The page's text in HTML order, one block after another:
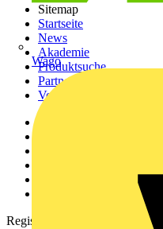
Wago
Sitemap
Startseite
News
Akademie
Produktsuche
Partner
Voltimum+
Häufig gestellte Fragen
Registrierung